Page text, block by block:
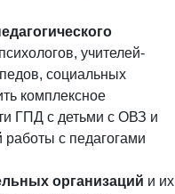
учителей-
социальных
комплексное
ГПД с детьми с ОВЗ и
с педагогами
организаций и их